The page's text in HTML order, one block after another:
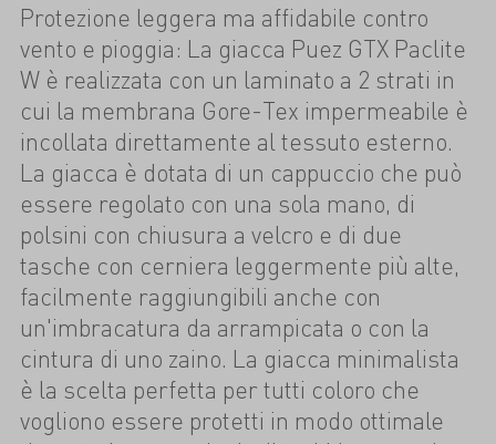
Protezione leggera ma affidabile contro
vento e pioggia: La giacca Puez GTX Paclite
W è realizzata con un laminato a 2 strati in
cui la membrana Gore-Tex impermeabile è
incollata direttamente al tessuto esterno.
La giacca è dotata di un cappuccio che può
essere regolato con una sola mano, di
polsini con chiusura a velcro e di due
tasche con cerniera leggermente più alte,
facilmente raggiungibili anche con
un'imbracatura da arrampicata o con la
cintura di uno zaino. La giacca minimalista
è la scelta perfetta per tutti coloro che
vogliono essere protetti in modo ottimale